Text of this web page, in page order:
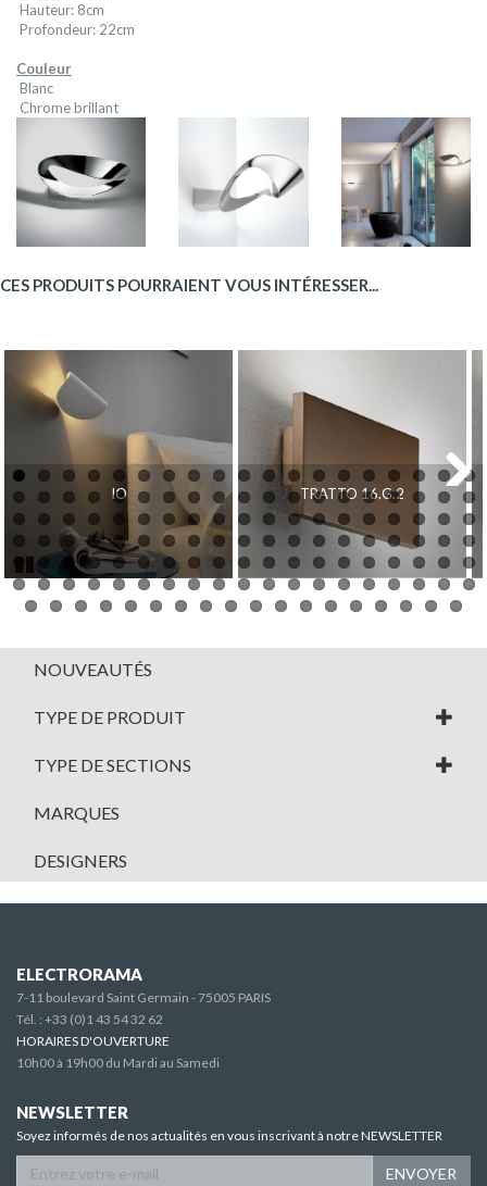
Hauteur: 8cm
Profondeur: 22cm
Couleur
Blanc
Chrome brillant
CES PRODUITS POURRAIENT VOUS INTÉRESSER...
IO TRATTO 16.G.2
Next
Pause
NOUVEAUTÉS
TYPE DE PRODUIT
TYPE DE SECTIONS
MARQUES
DESIGNERS
ELECTRORAMA
7-11 boulevard Saint Germain - 75005 PARIS
Tél. : +33 (0)1 43 54 32 62
HORAIRES D'OUVERTURE
10h00 à 19h00 du Mardi au Samedi
NEWSLETTER
Soyez informés de nos actualités en vous inscrivant à notre NEWSLETTER
ENVOYER